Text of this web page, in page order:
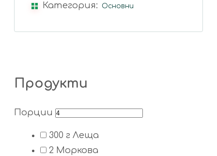
Категория:
Основни
Продукти
Порции
300 г Леща
2 Моркова